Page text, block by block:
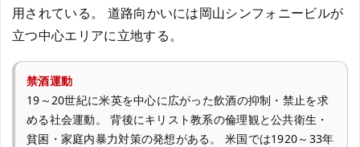
用されている。 道路向かいには岡山シンフォニービルが
立つ中心エリアに立地する。
禁酒運動
19～20世紀に米英を中心に広がった飲酒の抑制・禁止を求
める社会運動。 背後にキリスト教系の倫理観と公共衛生・
貧困・家庭内暴力対策の発想がある。 米国では1920～33年